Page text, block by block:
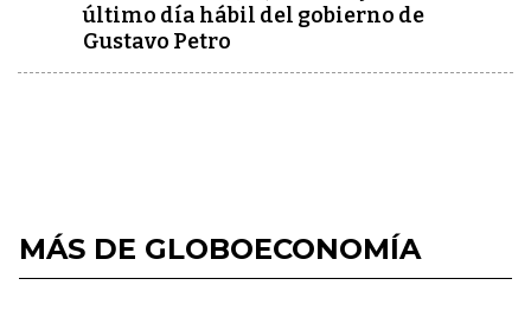
último día hábil del gobierno de
Gustavo Petro
MÁS DE GLOBOECONOMÍA